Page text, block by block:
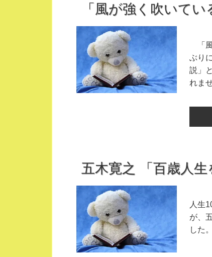
「風が強く吹いて
「風
ぶり
説」
れま
五木寛之 「百歳人生
人生
が、
した